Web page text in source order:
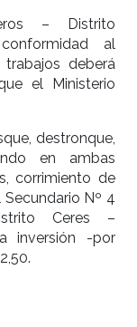
– Distrito
al
deberá
el Ministerio
destronque,
en ambas
corrimiento de
Nº 4
Ceres –
inversión -por